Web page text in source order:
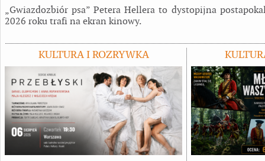
„Gwiazdozbiór psa” Petera Hellera to dystopijna
2026 roku trafi na ekran kinowy.
KULTURA I ROZRYWKA